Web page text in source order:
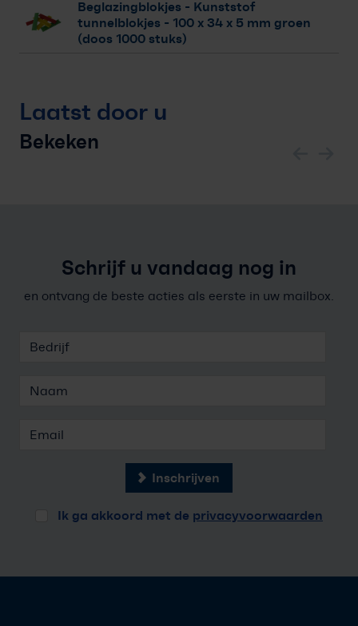
Beglazingblokjes - Kunststof
tunnelblokjes - 100 x 34 x 5 mm groen
(doos 1000 stuks)
Laatst door u
Bekeken
Schrijf u vandaag nog in
en ontvang de beste acties als eerste in uw mailbox.
Inschrijven
Ik ga akkoord met de privacyvoorwaarden